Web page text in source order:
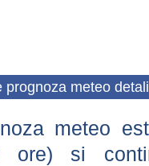
prognoza meteo
meteo
si